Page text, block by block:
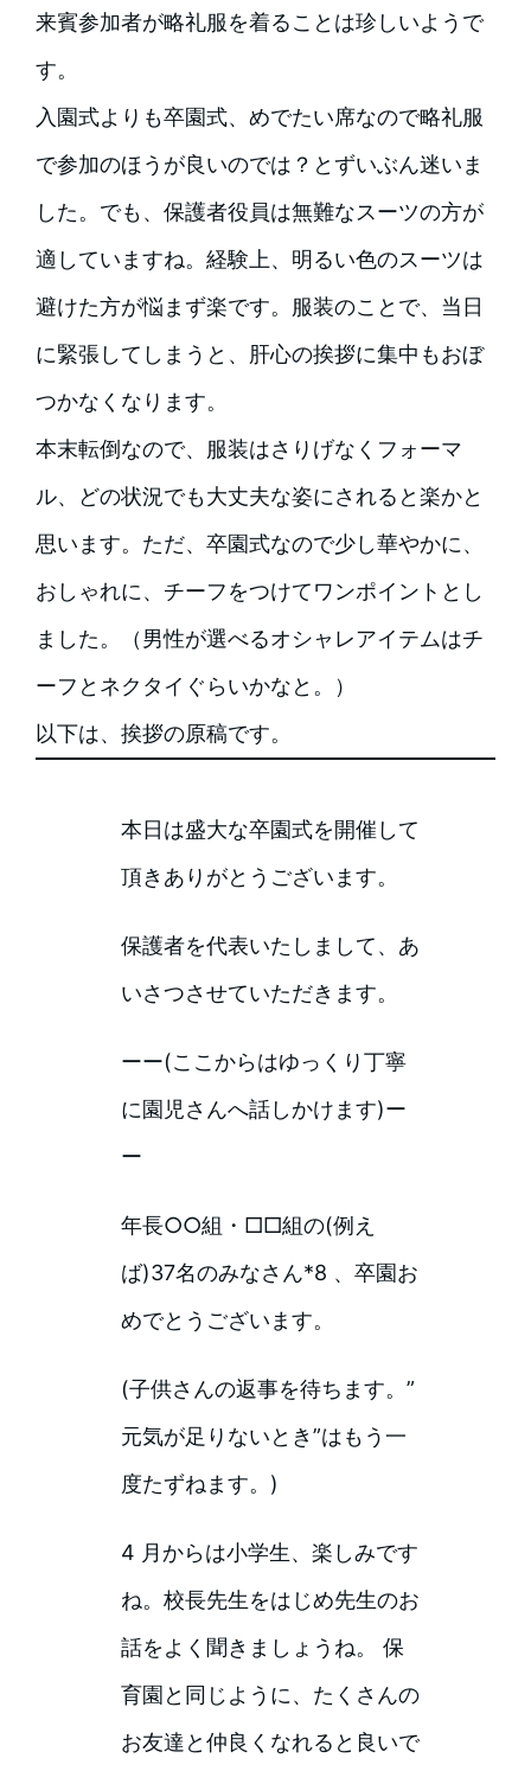
来賓参加者が略礼服を着ることは珍しいようで
す。
入園式よりも卒園式、めでたい席なので略礼服
で参加のほうが良いのでは？とずいぶん迷いま
した。でも、保護者役員は無難なスーツの方が
適していますね。経験上、明るい色のスーツは
避けた方が悩まず楽です。服装のことで、当日
に緊張してしまうと、肝心の挨拶に集中もおぼ
つかなくなります。
本末転倒なので、服装はさりげなくフォーマ
ル、どの状況でも大丈夫な姿にされると楽かと
思います。ただ、卒園式なので少し華やかに、
おしゃれに、チーフをつけてワンポイントとし
ました。（男性が選べるオシャレアイテムはチ
ーフとネクタイぐらいかなと。）
以下は、挨拶の原稿です。
本日は盛大な卒園式を開催して
頂きありがとうございます。
保護者を代表いたしまして、あ
いさつさせていただきます。
ーー(ここからはゆっくり丁寧
に園児さんへ話しかけます)ー
ー
年長○○組・□□組の(例え
ば)37名のみなさん*8 、卒園お
めでとうございます。
(子供さんの返事を待ちます。”
元気が足りないとき”はもう一
度たずねます。)
4 月からは小学生、楽しみです
ね。校長先生をはじめ先生のお
話をよく聞きましょうね。 保
育園と同じように、たくさんの
お友達と仲良くなれると良いで